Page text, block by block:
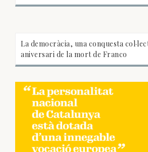
La democràcia, una conquesta
aniversari de la mort de Franco